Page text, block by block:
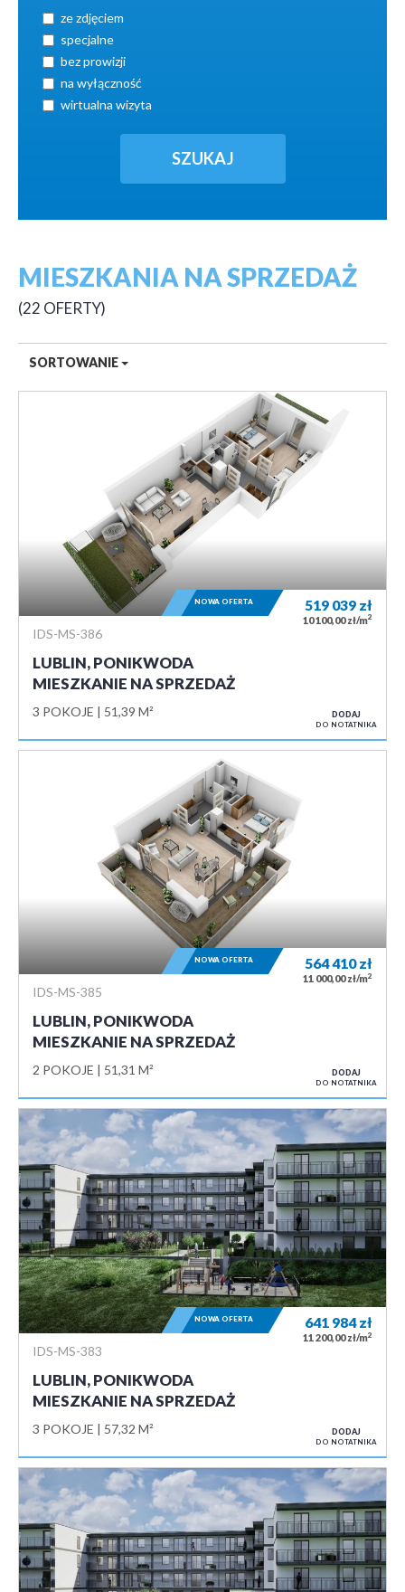
ze zdjęciem
specjalne
bez prowizji
na wyłączność
wirtualna wizyta
MIESZKANIA NA SPRZEDAŻ
22 OFERTY
SORTOWANIE
IDS-MS-386
LUBLIN, PONIKWODA
MIESZKANIE NA SPRZEDAŻ
3 POKOJE 51,39 M²
519 039 zł
10 100,00 zł/m2
NOWA OFERTA
DODAJ
DO NOTATNIKA
IDS-MS-385
LUBLIN, PONIKWODA
MIESZKANIE NA SPRZEDAŻ
2 POKOJE 51,31 M²
564 410zł
11 000,00 zł/m2
NOWA OFERTA
DODAJ
DO NOTATNIKA
IDS-MS-383
LUBLIN, PONIKWODA
MIESZKANIE NA SPRZEDAŻ
3 POKOJE 57,32 M²
641 984zł
11 200,00 zł/m2
NOWA OFERTA
DODAJ
DO NOTATNIKA